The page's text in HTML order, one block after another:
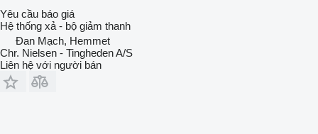
Yêu cầu báo giá
Hệ thống xả - bộ giảm thanh
Đan Mạch, Hemmet
Chr. Nielsen - Tingheden A/S
Liên hệ với người bán